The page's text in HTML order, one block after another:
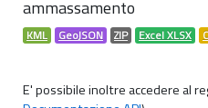
ammassamento
KML GeoJSON ZIP Excel XLSX
E' possibile inoltre accedere al